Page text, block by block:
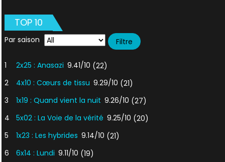
TOP 10
Par saison
1 2x25 : Anasazi 9.41/10 (22)
2
4x10 : Cœurs de tissu 9.29/10 (21)
3
1x19 : Quand vient la nuit 9.26/10 (27)
4
5x02 : La Voie de la vérité 9.25/10 (20)
5
1x23 : Les hybrides 9.14/10 (21)
6
6x14 : Lundi 9.11/10 (19)